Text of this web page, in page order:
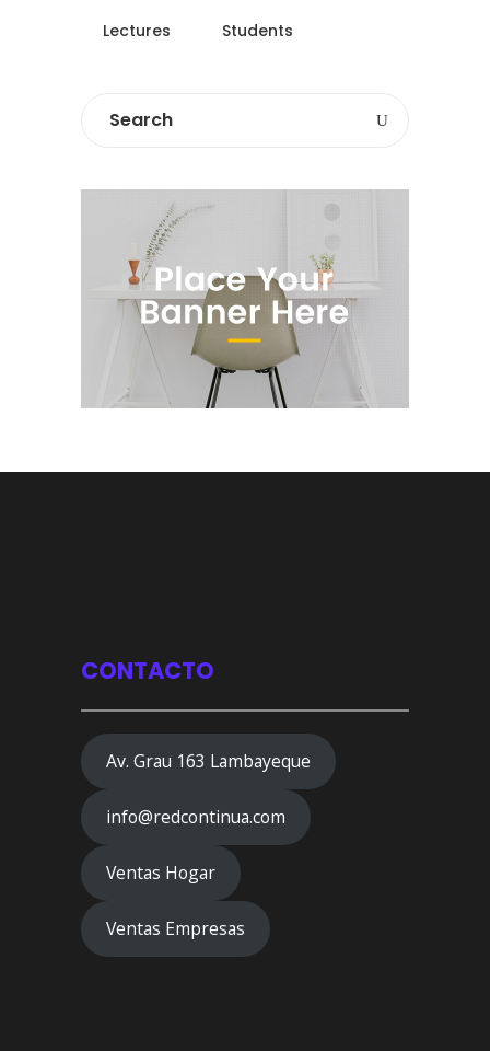
Lectures
Students
CONTACTO
Av. Grau 163 Lambayeque
info@redcontinua.com
Ventas Hogar
Ventas Empresas